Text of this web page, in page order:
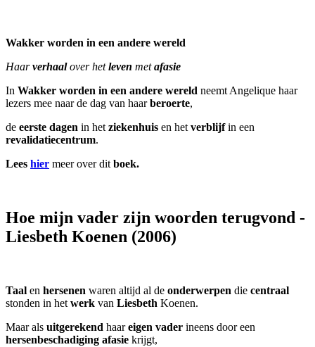
Wakker worden in een andere wereld
Haarverhaalover hetleven metafasie
In Wakker worden in een andere wereld neemt Angelique haar
lezers mee naar de dag van haarberoerte,
de eerste dagen in het ziekenhuis en het verblijfin een
revalidatiecentrum.
Lees hier meer over dit boek.
Hoe mijn vader zijn woorden terugvond -
Liesbeth Koenen (2006)
Taal en hersenen waren altijd al de onderwerpen die centraal
stonden in het werk van Liesbeth Koenen.
Maar als uitgerekend haareigen vader ineens door een
hersenbeschadiging afasie krijgt,